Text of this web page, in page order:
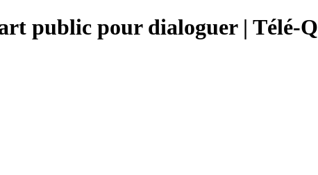
public pour dialoguer | Télé-